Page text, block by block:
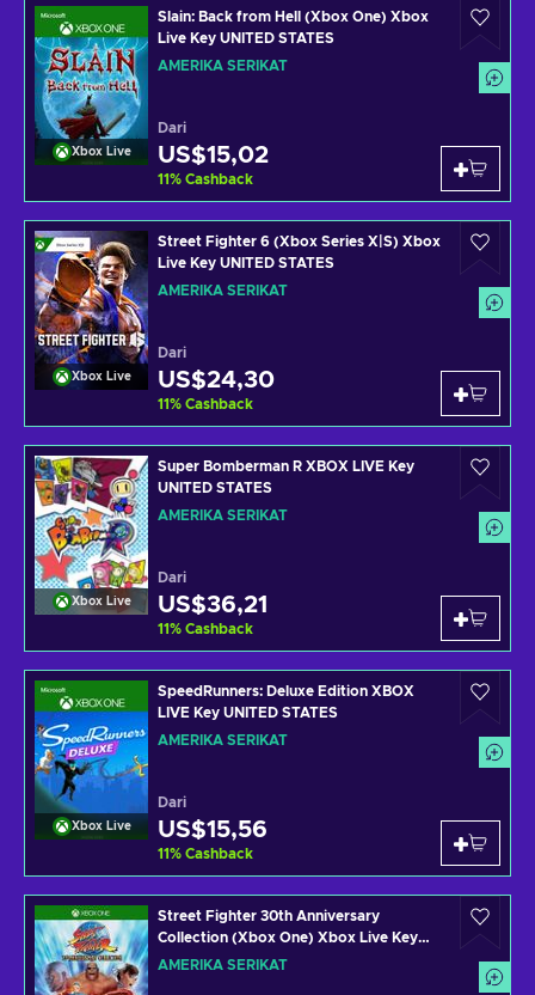
Xbox Live
Slain: Back from Hell (Xbox One) Xbox
Live Key UNITED STATES
AMERIKA SERIKAT
Dari
US$15,02
11% Cashback
Xbox Live
Street Fighter 6 (Xbox Series X|S) Xbox
Live Key UNITED STATES
AMERIKA SERIKAT
Dari
US$24,30
11% Cashback
Xbox Live
Super Bomberman R XBOX LIVE Key
UNITED STATES
AMERIKA SERIKAT
Dari
US$36,21
11% Cashback
Xbox Live
SpeedRunners: Deluxe Edition XBOX
LIVE Key UNITED STATES
AMERIKA SERIKAT
Dari
US$15,56
11% Cashback
Street Fighter 30th Anniversary
Collection (Xbox One) Xbox Live Key
UNITED STATES
AMERIKA SERIKAT